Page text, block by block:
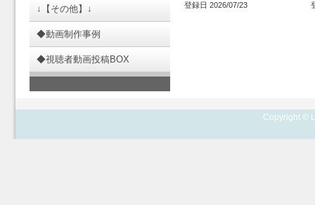
↓【その他】↓
◆動画制作事例
◆視聴者動画投稿BOX
登録日 2026/07/23
Copyright ©